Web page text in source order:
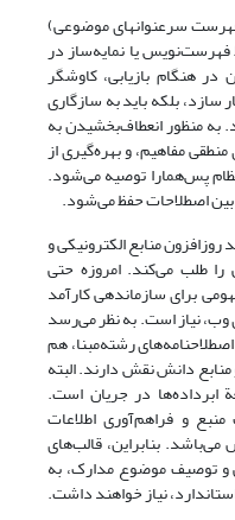
فهرست سرعنوانهای موضوعی)
یا نمایه‌ساز در
در هنگام بازیابی، کاوشگر
سازد، بلکه باید به سازگاری
به منظور انعطاف‌بخشیدن به
مفاهیم، و بهره‌گیری از
پس‌همارا توصیه می‌شود.
بین اصطلاحات حفظ می‌شود.
منابع الکترونیکی و
طلب می‌کند. امروزه حتی
برای سازماندهی کارآمد
نیاز است. به نظر می‌رسد
رشته‌مبنا، هم
دانش نقش دارند. البته
ابرداده‌ها در جریان است.
و فراهم‌آوری اطلاعات
می‌باشد. بنابراین، قالب‌های
و توصیف موضوع مدارک، به
نیاز خواهند داشت.